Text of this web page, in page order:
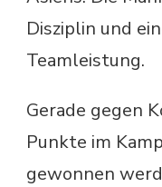
Disziplin und
Teamleistung.
Gerade gegen
Punkte im
gewonnen